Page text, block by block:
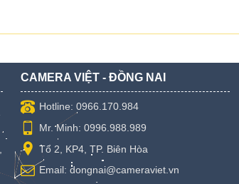
CAMERA VIỆT - ĐỒNG NAI
Hotline: 0966.170.984
Mr. Minh: 0996.988.989
Tổ 2, KP4, TP. Biên Hòa
Email: dongnai@cameraviet.vn